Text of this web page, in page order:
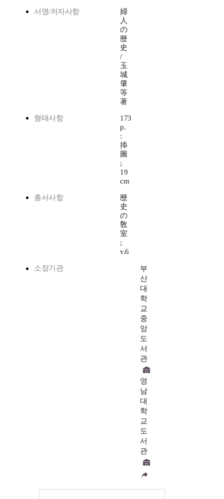
서명/저자사항
婦
人
の
歷
史
/
玉
城
肇
等
著
형태사항
173
p.
:
揷
圖
;
19
cm
총서사항
歷
史
の
敎
室
;
v.6
소장기관
부
산
대
학
교
중
앙
도
서
관
영
남
대
학
교
도
서
관